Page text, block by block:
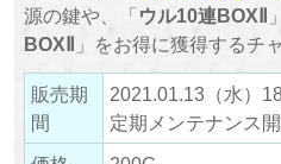
源の鍵や、「ウル10連BOXⅡ
BOXⅡ 」をお得に獲得するチ
販売期
間
2021.01.13（水）
定期メンテナンス